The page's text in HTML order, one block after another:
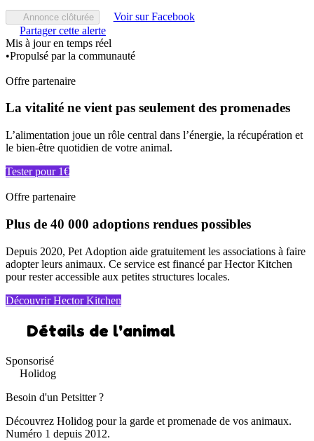
Annonce clôturée
Voir sur Facebook
Partager cette alerte
Mis à jour en temps réel
•Propulsé par la communauté
Offre partenaire
La vitalité ne vient pas seulement des promenades
L’alimentation joue un rôle central dans l’énergie, la récupération et
le bien-être quotidien de votre animal.
Tester pour 1€
Offre partenaire
Plus de 40 000 adoptions rendues possibles
Depuis 2020, Pet Adoption aide gratuitement les associations à faire
adopter leurs animaux. Ce service est financé par Hector Kitchen
pour rester accessible aux petites structures locales.
Découvrir Hector Kitchen
Détails de l'animal
Sponsorisé
Holidog
Besoin d'un Petsitter ?
Découvrez Holidog pour la garde et promenade de vos animaux.
Numéro 1 depuis 2012.